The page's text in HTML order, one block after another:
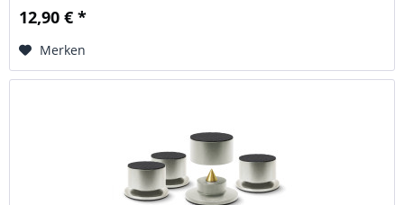
12,90 € *
Merken